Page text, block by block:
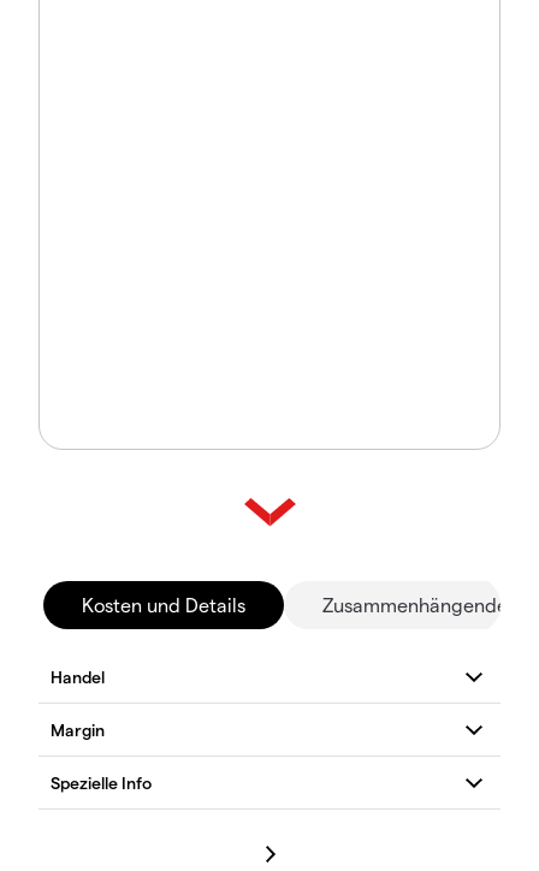
Kosten und Details Zusammenhängende